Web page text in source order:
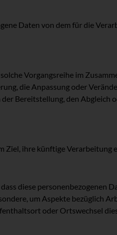
Daten von dem für die
Vorgangsreihe im
die Anpassung oder
Bereitstellung, den Abgleich
Ziel, ihre künftige Verarbeitung
diese personenbezogenen
um Aspekte bezüglich
oder Ortswechsel